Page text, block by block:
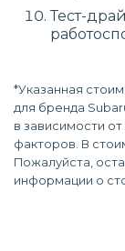
Тест-
*Указанная
для бренда
в зависимости
факторов. В
Пожалуйста,
информации о